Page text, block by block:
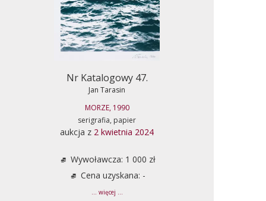
Nr Katalogowy 47.
Jan Tarasin
MORZE, 1990
serigrafia, papier
aukcja z 2 kwietnia 2024
Wywoławcza: 1 000 zł
Cena uzyskana: -
... więcej ...